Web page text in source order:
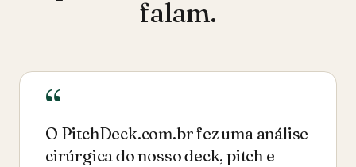
falam.
O PitchDeck.com.br fez uma análise
cirúrgica do nosso deck, pitch e